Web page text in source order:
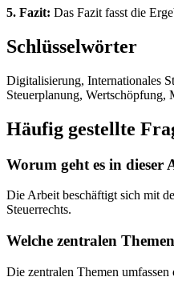
5. Fazit: Das Fazit fasst die
Schlüsselwörter
Digitalisierung, Internationales
Steuerplanung, Wertschöpfung,
Häufig gestellte
Worum geht es in dieser
Die Arbeit beschäftigt sich mit
Steuerrechts.
Welche zentralen
Die zentralen Themen